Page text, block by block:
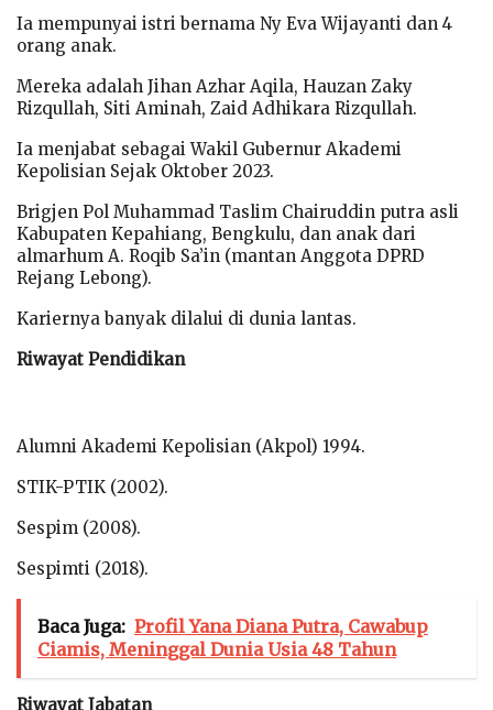
Ia mempunyai istri bernama Ny Eva Wijayanti dan 4
orang anak.
Mereka adalah Jihan Azhar Aqila, Hauzan Zaky
Rizqullah, Siti Aminah, Zaid Adhikara Rizqullah.
Ia menjabat sebagai Wakil Gubernur Akademi
Kepolisian Sejak Oktober 2023.
Brigjen Pol Muhammad Taslim Chairuddin putra asli
Kabupaten Kepahiang, Bengkulu, dan anak dari
almarhum A. Roqib Sa’in (mantan Anggota DPRD
Rejang Lebong).
Kariernya banyak dilalui di dunia lantas.
Riwayat Pendidikan
Alumni Akademi Kepolisian (Akpol) 1994.
STIK-PTIK (2002).
Sespim (2008).
Sespimti (2018).
Baca Juga: Profil Yana Diana Putra, Cawabup
Ciamis, Meninggal Dunia Usia 48 Tahun
Riwayat Jabatan